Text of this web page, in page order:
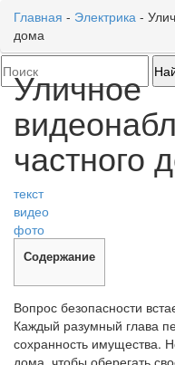
Главная - Электрика -
дома
Уличное
частного
текст
видео
фото
Содержание
Вопрос безопасности
Каждый разумный глава
сохранность имущества.